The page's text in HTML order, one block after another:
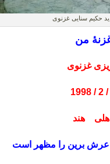
حکیم سنایی غزنوی
من
غزنوی
هند
برین را مظهر است